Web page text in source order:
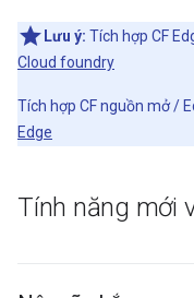
Lưu ý: Tích hợp CF
Cloud foundry
Tích hợp CF nguồn mở /
Edge
Tính năng mới